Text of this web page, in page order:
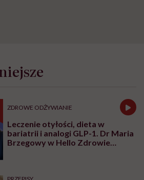
ZDROWE ODŻYWIANIE
Leczenie otyłości, dieta w
bariatrii i analogi GLP-1. Dr Maria
Brzegowy w Hello Zdrowie